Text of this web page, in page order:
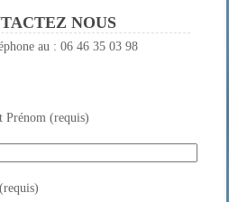
NOUS
au : 06 46 35 03 98
Prénom (requis)